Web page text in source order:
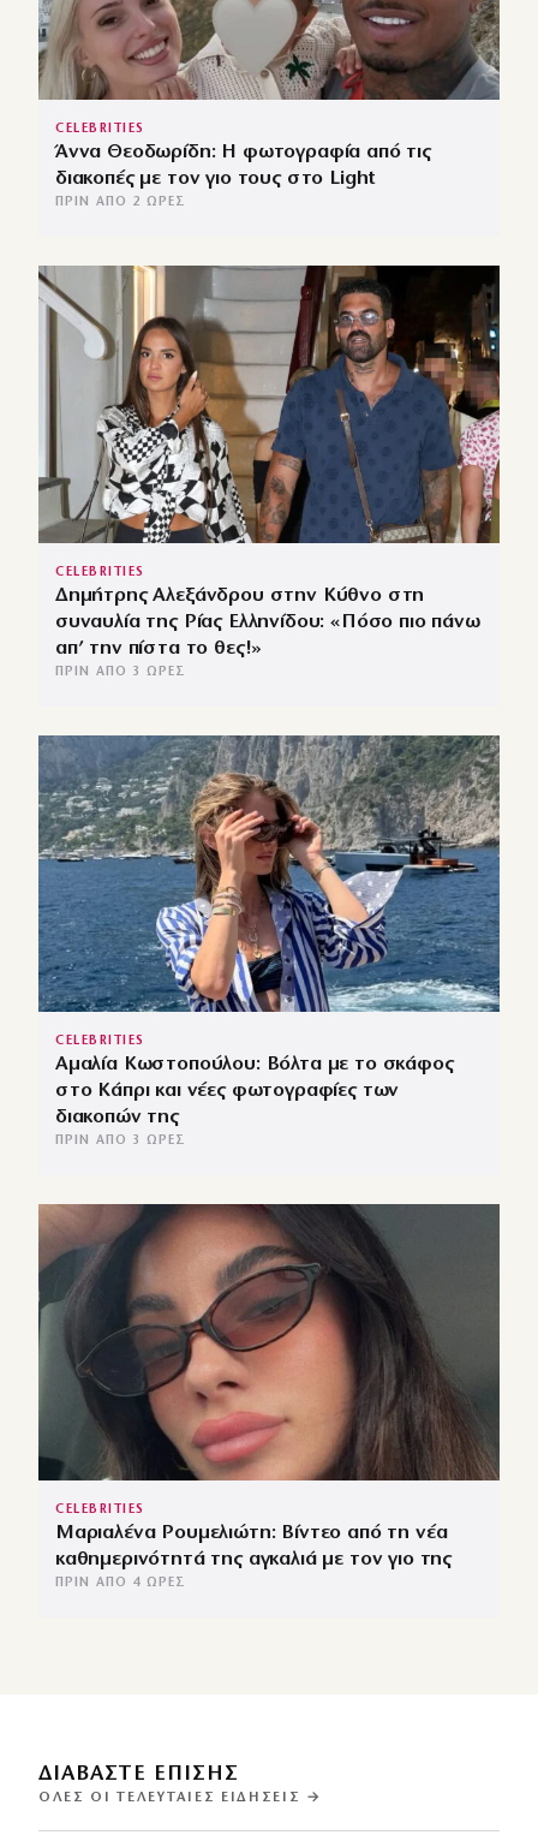
CELEBRITIES
Άννα Θεοδωρίδη: Η φωτογραφία από τις
διακοπές με τον γιο τους στο Light
ΠΡΙΝ ΑΠΌ 2 ΏΡΕΣ
CELEBRITIES
Δημήτρης Αλεξάνδρου στην Κύθνο στη
συναυλία της Ρίας Ελληνίδου: «Πόσο πιο πάνω
απ’ την πίστα το θες!»
ΠΡΙΝ ΑΠΌ 3 ΏΡΕΣ
CELEBRITIES
Αμαλία Κωστοπούλου: Βόλτα με το σκάφος
στο Κάπρι και νέες φωτογραφίες των
διακοπών της
ΠΡΙΝ ΑΠΌ 3 ΏΡΕΣ
CELEBRITIES
Μαριαλένα Ρουμελιώτη: Βίντεο από τη νέα
καθημερινότητά της αγκαλιά με τον γιο της
ΠΡΙΝ ΑΠΌ 4 ΏΡΕΣ
ΔΙΑΒΑΣΤΕ ΕΠΙΣΗΣ
ΌΛΕΣ ΟΙ ΤΕΛΕΥΤΑΊΕΣ ΕΙΔΉΣΕΙΣ →